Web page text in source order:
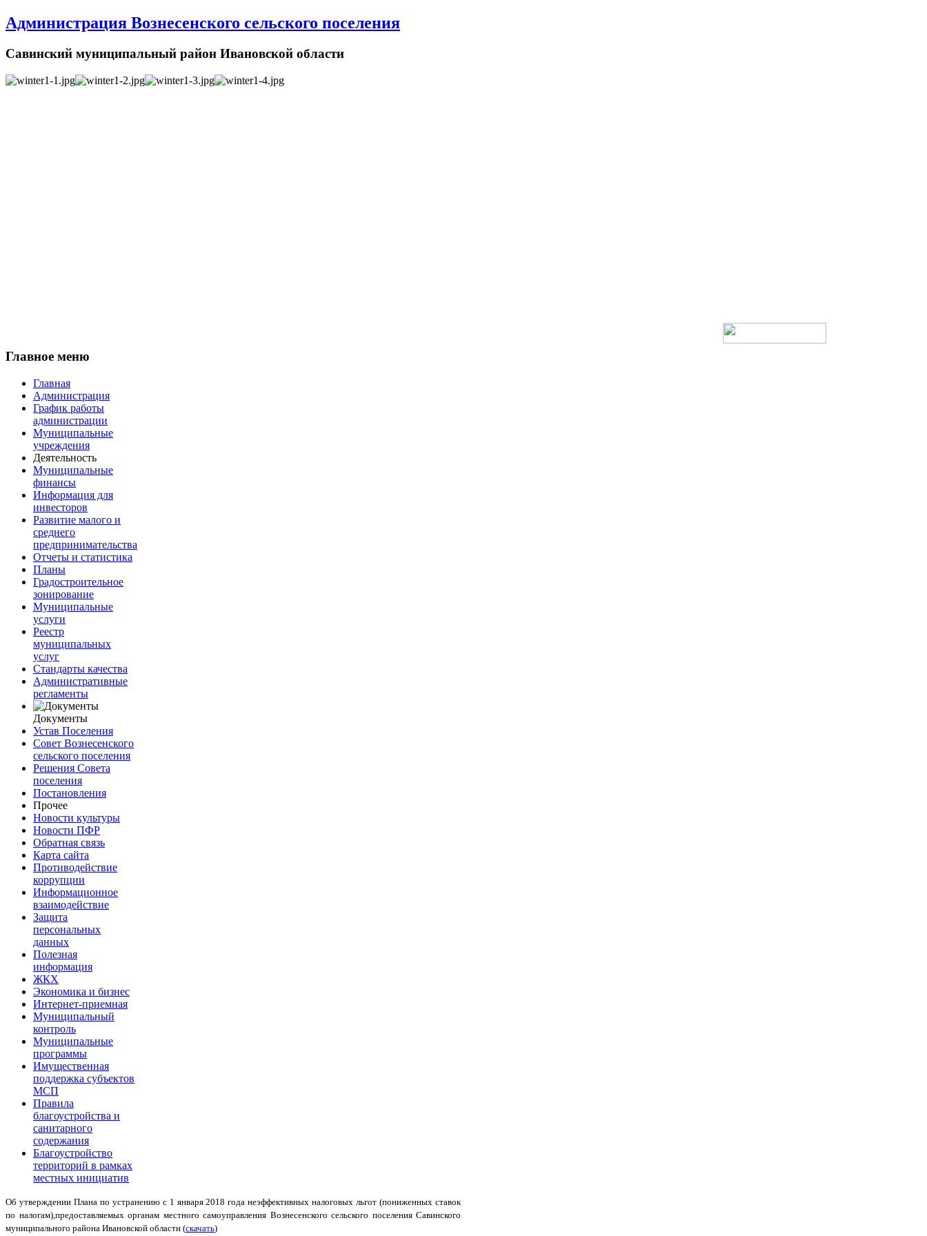
Администрация Вознесенского сельского поселения
Савинский муниципальный район Ивановской области
Главное меню
Главная
Администрация
График работы
администрации
Муниципальные
учреждения
Деятельность
Муниципальные
финансы
Информация для
инвесторов
Развитие малого и
среднего
предпринимательства
Отчеты и статистика
Планы
Градостроительное
зонирование
Муниципальные
услуги
Реестр
муниципальных
услуг
Стандарты качества
Административные
регламенты
Документы
Устав Поселения
Совет Вознесенского
сельского поселения
Решения Совета
поселения
Постановления
Прочее
Новости культуры
Новости ПФР
Обратная связь
Карта сайта
Противодействие
коррупции
Информационное
взаимодействие
Защита
персональных
данных
Полезная
информация
ЖКХ
Экономика и бизнес
Интернет-приемная
Муниципальный
контроль
Муниципальные
программы
Имущественная
поддержка субъектов
МСП
Правила
благоустройства и
санитарного
содержания
Благоустройство
территорий в рамках
местных инициатив
Об утверждении Плана по устранению с 1 января 2018 года неэффективных налоговых льгот (пониженных ставок
по налогам),предоставляемых органам местного самоуправления Вознесенского сельского поселения Савинского
муниципального района Ивановской области (скачать)